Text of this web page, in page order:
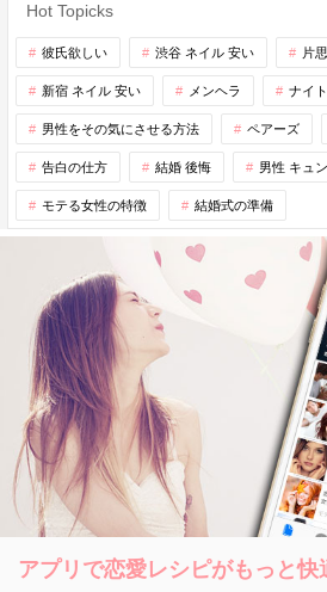
Hot Topicks
彼氏欲しい 渋谷 ネイル 安い 片
新宿 ネイル 安い メンヘラ ナイ
男性をその気にさせる方法 ペアーズ
告白の仕方 結婚 後悔 男性 キュン
モテる女性の特徴 結婚式の準備
アプリで恋愛レシピがもっと快